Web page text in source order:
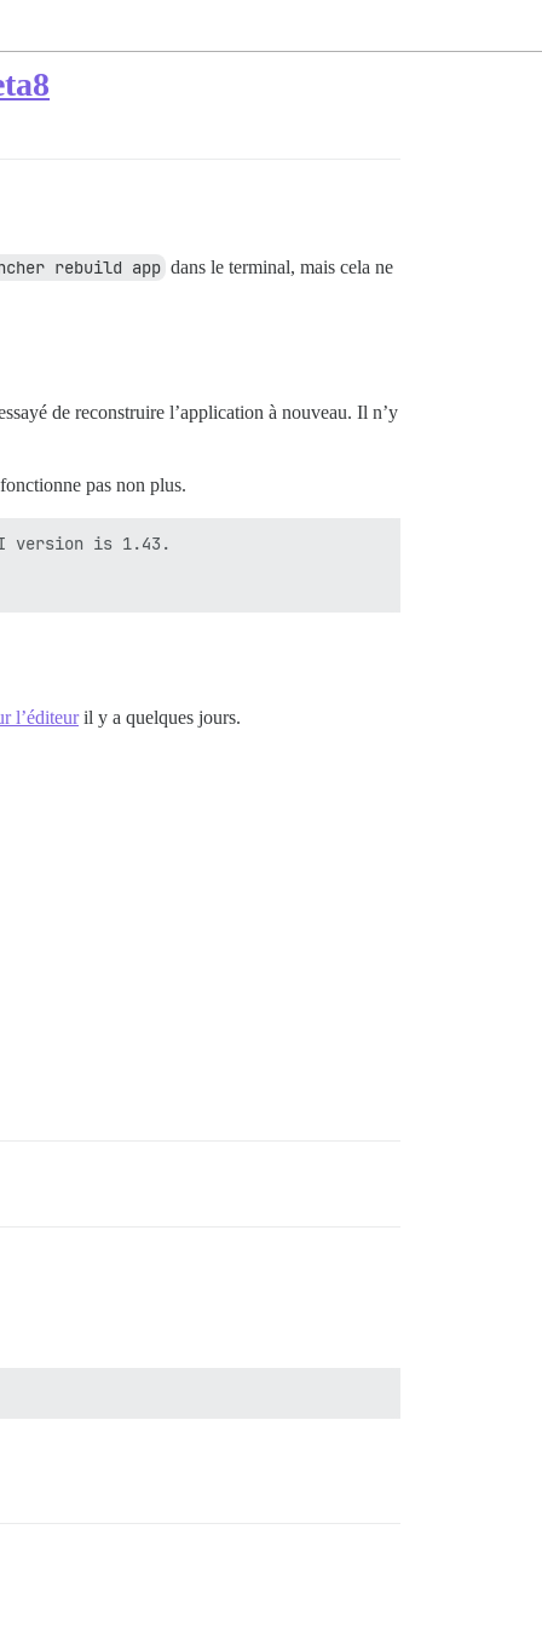
rebuild app dans le terminal, mais cela ne
de reconstruire l’application à nouveau. Il n’y
pas non plus.
version is 1.43.
l’éditeuril y a quelques jours.